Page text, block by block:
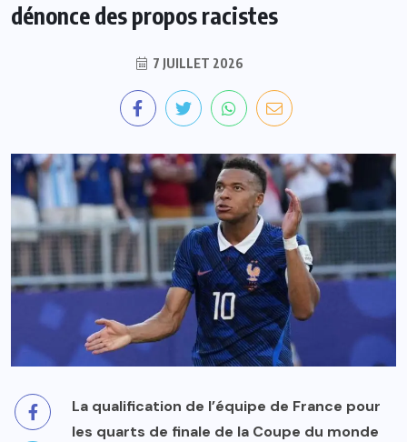
dénonce des propos racistes
7 JUILLET 2026
La qualification de l’équipe de France pour
les quarts de finale de la Coupe du monde